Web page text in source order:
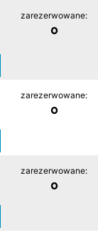
zarezerwowane:
0
zarezerwowane:
0
zarezerwowane:
0